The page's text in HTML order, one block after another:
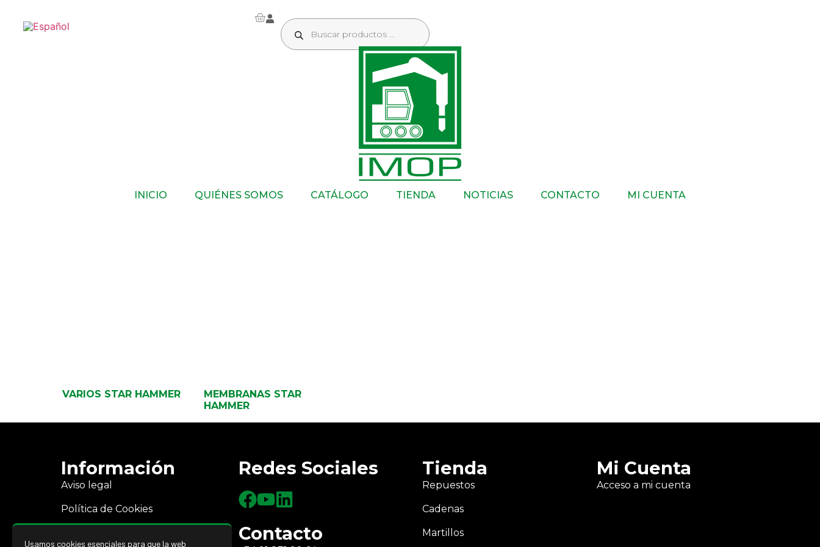
INICIO QUIÉNES SOMOS CATÁLOGO TIENDA NOTICIAS CONTACTO MI CUENTA
VARIOS STAR HAMMER
MEMBRANAS STAR
HAMMER
Información
Aviso legal
Política de Cookies
Redes Sociales
Contacto
Tienda
Repuestos
Cadenas
Martillos
Mi Cuenta
Acceso a mi cuenta
Usamos cookies esenciales para que la web